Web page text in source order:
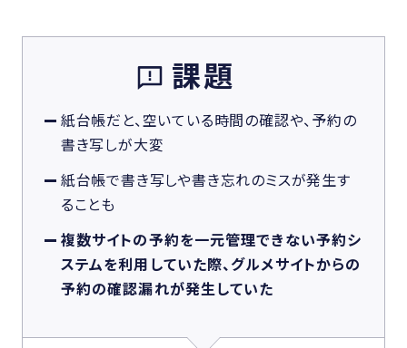
課題
紙台帳だと、空いている時間の確認や、予約の
書き写しが大変
紙台帳で書き写しや書き忘れのミスが発生す
ることも
複数サイトの予約を一元管理できない予約シ
ステムを利用していた際、グルメサイトからの
予約の確認漏れが発生していた